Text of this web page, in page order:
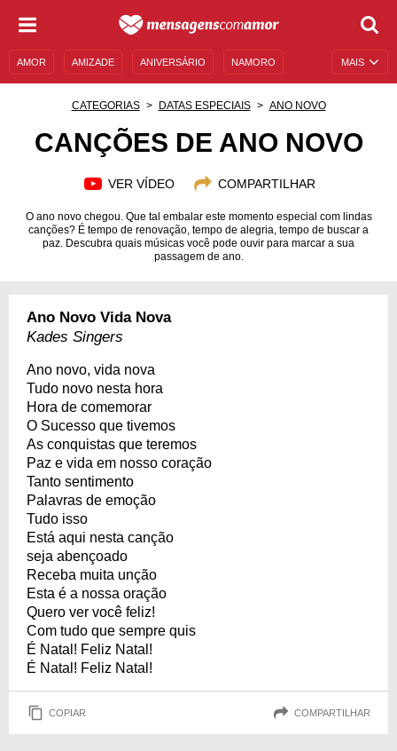
MAIS
AMOR AMIZADE ANIVERSÁRIO NAMORO
UNIVERSO FEMININO
CATEGORIAS DATAS ESPECIAIS ANO NOVO
CANÇÕES DE ANO NOVO
VER VÍDEO COMPARTILHAR
O ano novo chegou. Que tal embalar este momento especial com lindas
canções? É tempo de renovação, tempo de alegria, tempo de buscar a
paz. Descubra quais músicas você pode ouvir para marcar a sua
passagem de ano.
Ano Novo Vida Nova
Kades Singers
Ano novo, vida nova
Tudo novo nesta hora
Hora de comemorar
O Sucesso que tivemos
As conquistas que teremos
Paz e vida em nosso coração
Tanto sentimento
Palavras de emoção
Tudo isso
Está aqui nesta canção
seja abençoado
Receba muita unção
Esta é a nossa oração
Quero ver você feliz!
Com tudo que sempre quis
É Natal! Feliz Natal!
É Natal! Feliz Natal!
COPIAR COMPARTILHAR